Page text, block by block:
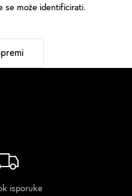
se može identificirati.
isporuke